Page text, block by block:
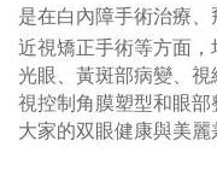
是在白內障手術治療
近視矯正手術等方面
光眼、黃斑部病變、
視控制角膜塑型和眼
大家的双眼健康與美麗